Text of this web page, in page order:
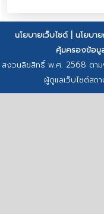
นโยบายเว็บไซต์|นโยบา
คุ้มครองข้อมู
สงวนลิขสิทธิ์ พ.ศ. 2568 ตา
ผู้ดูแลเว็บไซต์ส